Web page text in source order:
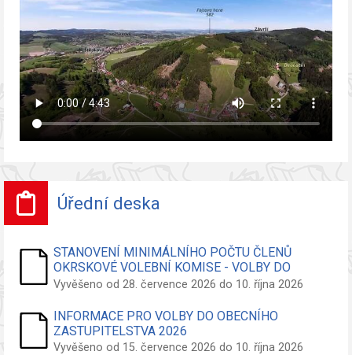
Úřední deska
STANOVENÍ MINIMÁLNÍHO POČTU ČLENŮ
OKRSKOVÉ VOLEBNÍ KOMISE - VOLBY DO
ZASTUPITELSTVA OBCE
Vyvěšeno od 28. července 2026 do 10. října 2026
INFORMACE PRO VOLBY DO OBECNÍHO
ZASTUPITELSTVA 2026
Vyvěšeno od 15. července 2026 do 10. října 2026